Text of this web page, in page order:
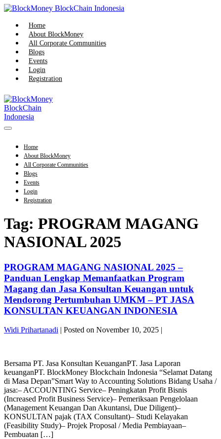
Home
About BlockMoney
All Corporate Communities
Blogs
Events
Login
Registration
Home
About BlockMoney
All Corporate Communities
Blogs
Events
Login
Registration
Tag: PROGRAM MAGANG
NASIONAL 2025
PROGRAM MAGANG NASIONAL 2025 –
Panduan Lengkap Memanfaatkan Program
Magang dan Jasa Konsultan Keuangan untuk
Mendorong Pertumbuhan UMKM – PT JASA
KONSULTAN KEUANGAN INDONESIA
Widi Prihartanadi | Posted on November 10, 2025 |
Bersama PT. Jasa Konsultan KeuanganPT. Jasa Laporan
keuanganPT. BlockMoney Blockchain Indonesia “Selamat Datang
di Masa Depan”Smart Way to Accounting Solutions Bidang Usaha /
jasa:– ACCOUNTING Service– Peningkatan Profit Bisnis
(Increased Profit Business Service)– Pemeriksaan Pengelolaan
(Management Keuangan Dan Akuntansi, Due Diligent)–
KONSULTAN pajak (TAX Consultant)– Studi Kelayakan
(Feasibility Study)– Projek Proposal / Media Pembiayaan–
Pembuatan […]